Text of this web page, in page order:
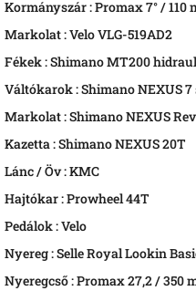
Kormányszár :Promax 7° / 110
Markolat :Velo VLG-519AD2
Fékek :Shimano MT200
Váltókarok :Shimano NEXUS 7
Markolat :Shimano NEXUS
Kazetta :Shimano NEXUS 20T
Lánc / Öv :KMC
Hajtókar :Prowheel 44T
Pedálok :Velo
Nyereg :Selle Royal Lookin
Nyeregcső :Promax 27,2 / 350